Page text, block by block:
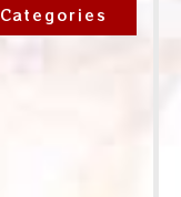
Categories